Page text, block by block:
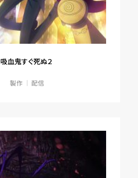
吸血鬼すぐ死ぬ２
製作 配信